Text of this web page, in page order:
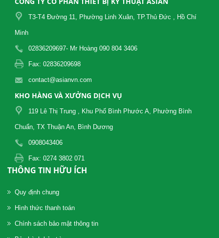
T3-T4 Đường 11, Phường Linh Xuân, TP.Thủ Đức , Hồ Chí
Minh
02836209697- Mr Hoàng 090 804 3406
Fax: 02836209698
contact@asianvn.com
KHO HÀNG VÀ XƯỞNG DỊCH VỤ
119 Lê Thị Trung , Khu Phố Bình Phước A, Phường Bình
Chuẩn, TX Thuận An, Bình Dương
0908043406
Fax: 0274 3802 071
THÔNG TIN HỮU ÍCH
Quy định chung
Hình thức thanh toán
Chính sách bảo mật thông tin